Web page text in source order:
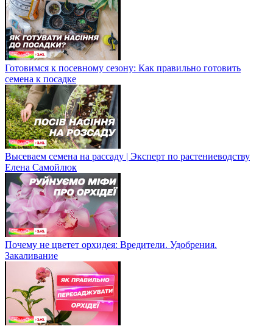
Готовимся к посевному сезону: Как правильно готовить
семена к посадке
Высеваем семена на рассаду | Эксперт по растениеводству
Елена Самойлюк
Почему не цветет орхидея: Вредители. Удобрения.
Закаливание